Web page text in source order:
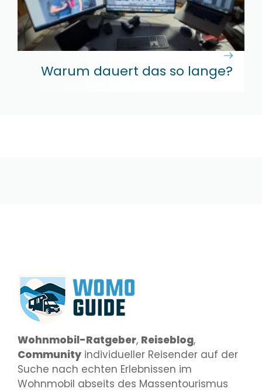
Warum dauert das so lange?
Wohnmobil-Ratgeber, Reiseblog,
Community individueller Reisender auf der
Suche nach echten Erlebnissen im
Wohnmobil abseits des Massentourismus